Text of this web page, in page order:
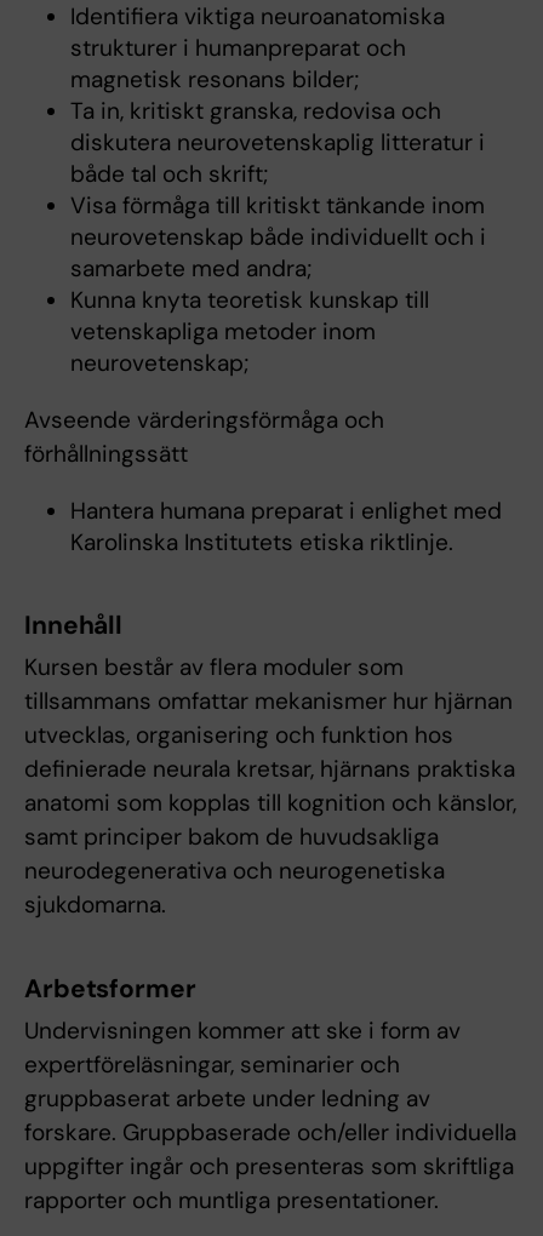
Identifiera viktiga neuroanatomiska
strukturer i humanpreparat och
magnetisk resonans bilder;
Ta in, kritiskt granska, redovisa och
diskutera neurovetenskaplig litteratur i
både tal och skrift;
Visa förmåga till kritiskt tänkande inom
neurovetenskap både individuellt och i
samarbete med andra;
Kunna knyta teoretisk kunskap till
vetenskapliga metoder inom
neurovetenskap;
Avseende värderingsförmåga och
förhållningssätt
Hantera humana preparat i enlighet med
Karolinska Institutets etiska riktlinje.
Innehåll
Kursen består av flera moduler som
tillsammans omfattar mekanismer hur hjärnan
utvecklas, organisering och funktion hos
definierade neurala kretsar, hjärnans praktiska
anatomi som kopplas till kognition och känslor,
samt principer bakom de huvudsakliga
neurodegenerativa och neurogenetiska
sjukdomarna.
Arbetsformer
Undervisningen kommer att ske i form av
expertföreläsningar, seminarier och
gruppbaserat arbete under ledning av
forskare. Gruppbaserade och/eller individuella
uppgifter ingår och presenteras som skriftliga
rapporter och muntliga presentationer.